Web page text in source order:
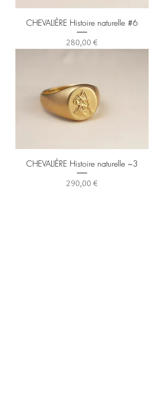
CHEVALIÈRE Histoire naturelle #6
Prix
280,00 €
CHEVALIÈRE Histoire naturelle ~3
Prix
290,00 €